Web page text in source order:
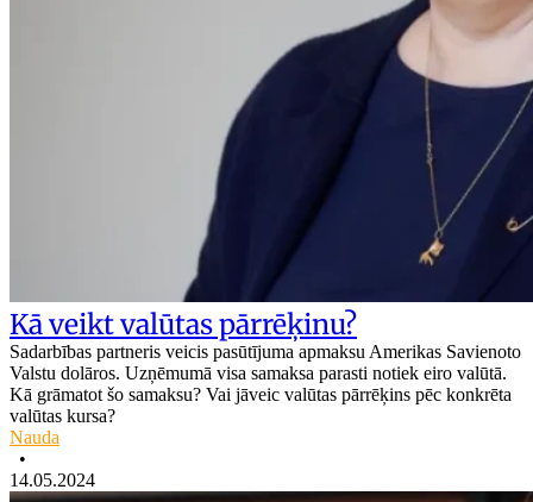
Kā veikt valūtas pārrēķinu?
Sadarbības partneris veicis pasūtījuma apmaksu Amerikas Savienoto
Valstu dolāros. Uzņēmumā visa samaksa parasti notiek eiro valūtā.
Kā grāmatot šo samaksu? Vai jāveic valūtas pārrēķins pēc konkrēta
valūtas kursa?
Nauda
•
14.05.2024